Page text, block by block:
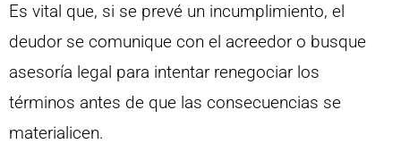
Es vital que, si se prevé un incumplimiento, el
deudor se comunique con el acreedor o busque
asesoría legal para intentar renegociar los
términos antes de que las consecuencias se
materialicen.